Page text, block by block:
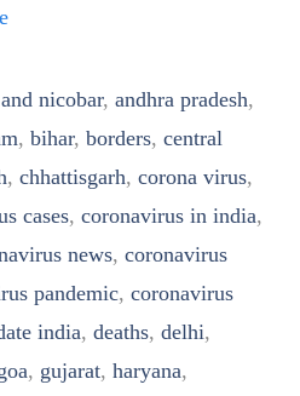
nicobar, andhra pradesh,
, bihar, borders, central
, chhattisgarh, corona virus,
cases, coronavirus in india,
news, coronavirus
pandemic, coronavirus
india, deaths, delhi,
, gujarat, haryana,